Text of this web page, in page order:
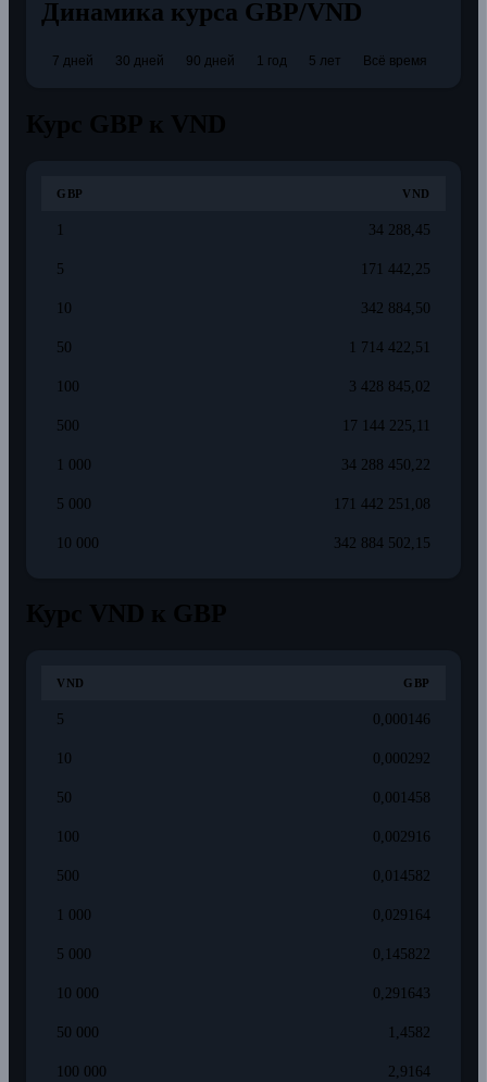
Динамика курса GBP/VND
7 дней 30 дней 90 дней 1 год 5 лет Всё время
GBP VND
1 34 288,45
5 171 442,25
10 342 884,50
50 1 714 422,51
100 3 428 845,02
500 17 144 225,11
1 000 34 288 450,22
5 000 171 442 251,08
10 000 342 884 502,15
VND GBP
5 0,000146
10 0,000292
50 0,001458
100 0,002916
500 0,014582
1 000 0,029164
5 000 0,145822
10 000 0,291643
50 000 1,4582
100 000 2,9164